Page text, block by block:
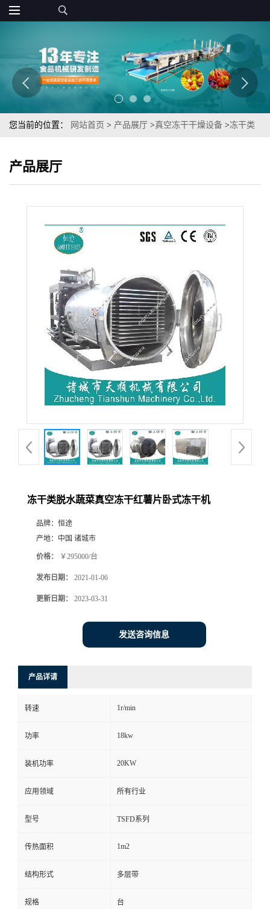
您当前的位置： 网站首页 > 产品展厅 >真空冻干干燥设备 >冻干类
产品展厅
冻干类脱水蔬菜真空冻干红薯片卧式冻干机
品牌： 恒途
产地： 中国 诸城市
价格： ￥295000/台
发布日期： 2021-01-06
更新日期： 2023-03-31
发送咨询信息
产品详请
转速 1r/min
功率 18kw
装机功率 20KW
应用领域 所有行业
型号 TSFD系列
传热面积 1m2
结构形式 多层带
规格 台